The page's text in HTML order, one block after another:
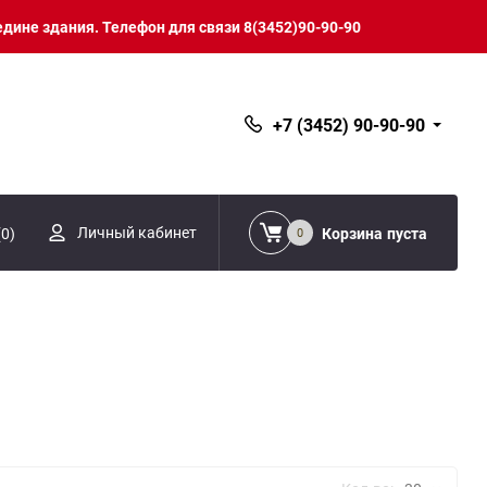
здания. Телефон для связи 8(3452)90-90-90
+7 (3452) 90-90-90
0) Личный кабинет 0 Корзина пуста